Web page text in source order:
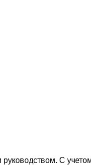
С учетом